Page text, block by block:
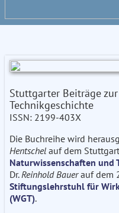
Stuttgarter Beiträge
Technikgeschichte
ISSN: 2199-403X
Die Buchreihe wird
Hentschel auf dem
Naturwissenschaften und
Dr.Reinhold Bauerauf dem
Stiftungslehrstuhl für
(WGT).